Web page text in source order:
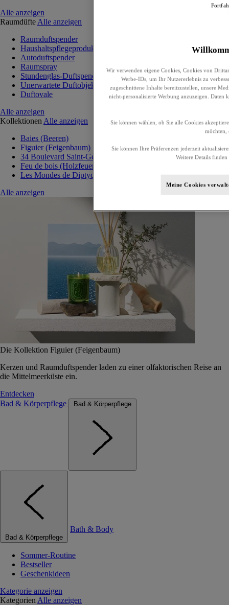
Alle anzeigen
Raumdüfte Alle anzeigen
Raumduftspender
Haushaltspflegeprodukte
Autoduftspender
Raumspray
Stundenglas-Duftspender
Unerwartete Duftobjekte
Duftovale
Alle anzeigen
Kollektionen Alle anzeigen
Baies (Beeren)
Figuier (Feigenbaum)
34 Boulevard Saint-Germain
Feu de bois (Holzfeuer)
Les Mondes de Diptyque
Alle anzeigen
Die Kollektion Figuier (Feigenbaum)
Kerzen und Raumduftspender laden zu einer olfaktorischen Reise an
die Mittelmeerküste ein.
Entdecken
Bad & Körperpflege
Bad & Körperpflege
Bad & Körperpflege
Bath & Body
Sommer-Routine
Bestseller
Geschenkideen
Kategorie anzeigen
Kategorien Alle anzeigen
Wir verwenden eigene Cookies, Cookies von
Werbe-IDs, um Ihr Nutzererlebnis zu
zugeschnittene Inhalte bereitzustellen, unsere
nicht-personalisierte Werbung anzuzeigen.
Sie können wählen, ob Sie alle Cookies
möchten,
Sie können Ihre Präferenzen jederzeit
Weitere Details
Meine Cookies